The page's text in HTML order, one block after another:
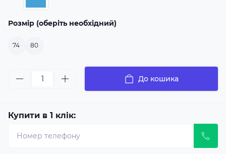
Розмір (оберіть необхідний)
74 80
До кошика
Купити в 1 клік: